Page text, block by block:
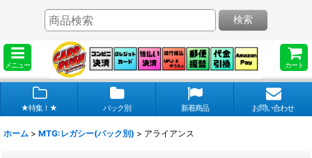
メニュー カート
検索
★特集！★ パック別 新着商品 お問い合わせ
ホーム > MTG:レガシー(パック別) > アライアンス